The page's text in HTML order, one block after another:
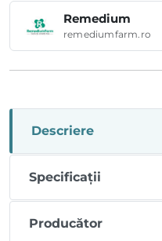
Remedium
remediumfarm.ro
Descriere
Specificații
Producător